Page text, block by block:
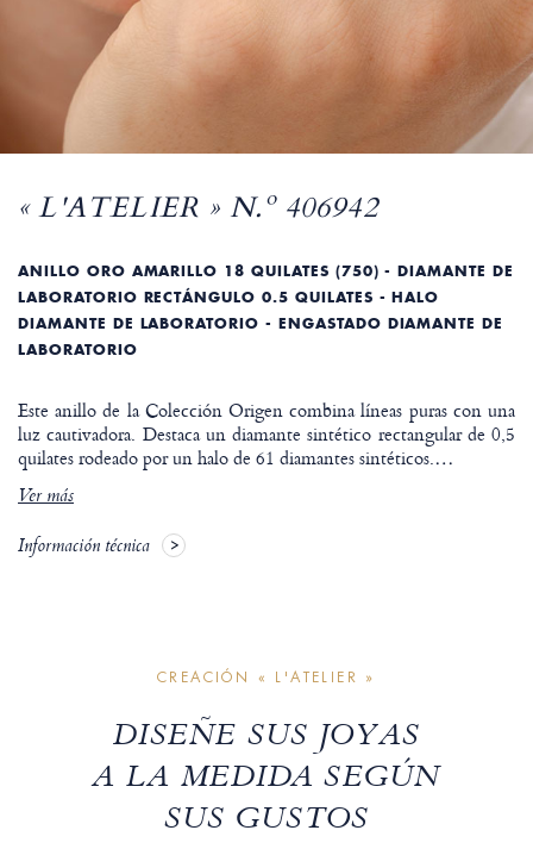
« L'ATELIER » N.º 406942
ANILLO ORO AMARILLO 18 QUILATES (750) - DIAMANTE DE
LABORATORIO RECTÁNGULO 0.5 QUILATES - HALO
DIAMANTE DE LABORATORIO - ENGASTADO DIAMANTE DE
LABORATORIO
Este anillo de la Colección Origen combina líneas puras con una
luz cautivadora. Destaca un diamante sintético rectangular de 0,5
quilates rodeado por un halo de 61 diamantes sintéticos.…
Ver más
Información técnica
CREACIÓN « L'ATELIER »
DISEÑE SUS JOYAS
A LA MEDIDA SEGÚN
SUS GUSTOS